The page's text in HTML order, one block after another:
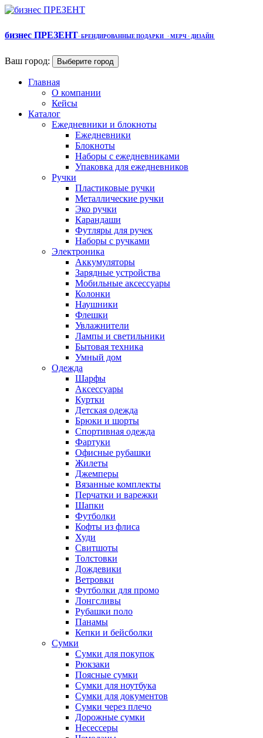
бизнес ПРЕЗЕНТ· БРЕНДИРОВАННЫЕ ПОДАРКИ · МЕРЧ · ДИЗАЙН
Ваш город: Выберите город
Главная
О компании
Кейсы
Каталог
Ежедневники и блокноты
Ежедневники
Блокноты
Наборы с ежедневниками
Упаковка для ежедневников
Ручки
Пластиковые ручки
Металлические ручки
Эко ручки
Карандаши
Футляры для ручек
Наборы с ручками
Электроника
Аккумуляторы
Зарядные устройства
Мобильные аксессуары
Колонки
Наушники
Флешки
Увлажнители
Лампы и светильники
Бытовая техника
Умный дом
Одежда
Шарфы
Аксессуары
Куртки
Детская одежда
Брюки и шорты
Спортивная одежда
Фартуки
Офисные рубашки
Жилеты
Джемперы
Вязанные комплекты
Перчатки и варежки
Шапки
Футболки
Кофты из флиса
Худи
Свитшоты
Толстовки
Дождевики
Ветровки
Футболки для промо
Лонгсливы
Рубашки поло
Панамы
Кепки и бейсболки
Сумки
Сумки для покупок
Рюкзаки
Поясные сумки
Сумки для ноутбука
Сумки для документов
Сумки через плечо
Дорожные сумки
Несессеры